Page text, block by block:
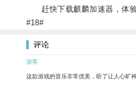
赶快下载麒麟加速器，体验
#18#
评论
游客
这款游戏的音乐非常优美，听了让人心旷神